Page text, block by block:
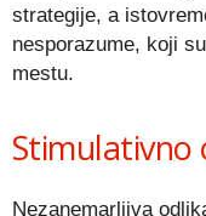
strategije, a
nesporazume, koji
mestu.
Stimulativno
Nezanemarljiva